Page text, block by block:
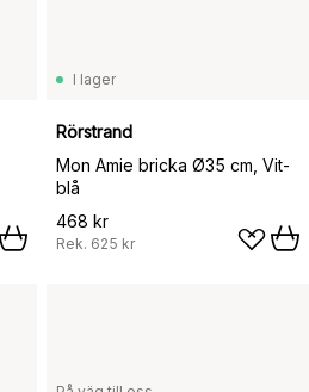
I lager
Rörstrand
Mon Amie bricka Ø35 cm, Vit-
blå
468 kr
Rek. 625 kr